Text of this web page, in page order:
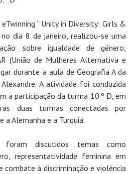
“ Unity in Diversity: Girls &
no dia 8 de janeiro, realizou-se uma
sobre igualdade de género,
(União de Mulheres Alternativa e
durante a aula de Geografia A da
A atividade foi conduzida
a participação da turma 10.º D, em
duas turmas conectadas por
a Alemanha e a Turquia.
foram discutidos temas como
representatividade feminina em
combate à discriminação e violência